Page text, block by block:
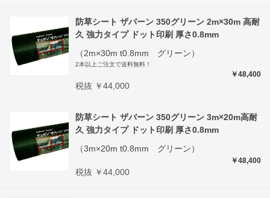
防草シート ザバーン 350グリーン 2m×30m 高耐
久 強力タイプ ドット印刷 厚さ0.8mm
（2m×30m t0.8mm グリーン）
2本以上ご注文で送料無料！
￥48,400
税抜 ￥44,000
防草シート ザバーン 350グリーン 3m×20m高耐
久 強力タイプ ドット印刷 厚さ0.8mm
（3m×20m t0.8mm グリーン）
￥48,400
税抜 ￥44,000